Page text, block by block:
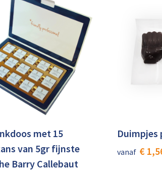
met 15
van 5gr fijnste
Barry Callebaut
Duimpjes
vanaf €